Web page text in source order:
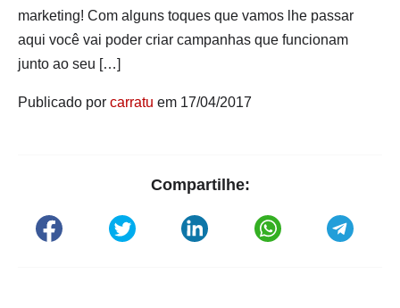
marketing! Com alguns toques que vamos lhe passar
aqui você vai poder criar campanhas que funcionam
junto ao seu […]
Publicado por carratu em 17/04/2017
Compartilhe: